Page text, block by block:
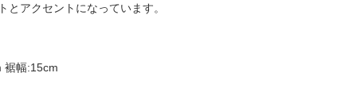
アクセントになっています。
裾幅:15cm